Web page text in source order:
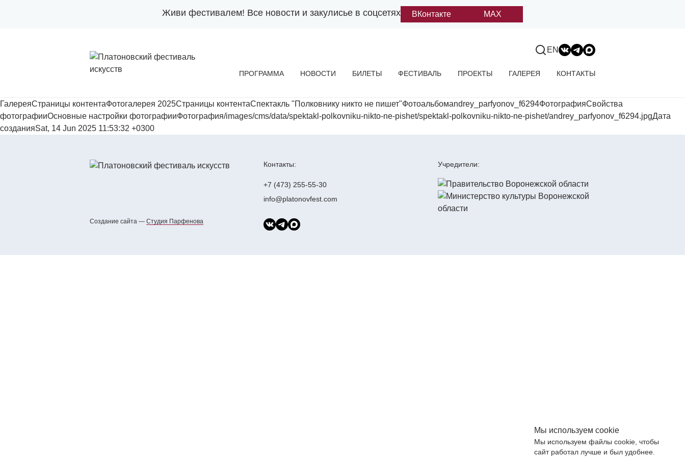
Живи фестивалем! Все новости и закулисье в соцсетях ВКонтакте MAX
ПРОГРАММА НОВОСТИ БИЛЕТЫ ФЕСТИВАЛЬ ПРОЕКТЫ ГАЛЕРЕЯ КОНТАКТЫ
EN
ГалереяСтраницы контентаФотогалерея 2025Страницы контентаСпектакль "Полковнику никто не пишет"Фотоальбомandrey_parfyonov_f6294ФотографияСвойства
фотографииОсновные настройки фотографииФотография/images/cms/data/spektakl-polkovniku-nikto-ne-pishet/spektakl-polkovniku-nikto-ne-pishet/andrey_parfyonov_f6294.jpgДата
созданияSat, 14 Jun 2025 11:53:32 +0300
Контакты:
+7 (473) 255-55-30
info@platonovfest.com
Учредители:
Создание сайта — Cтудия Парфенова
Мы используем cookie
Мы используем файлы cookie, чтобы
сайт работал лучше и был удобнее.